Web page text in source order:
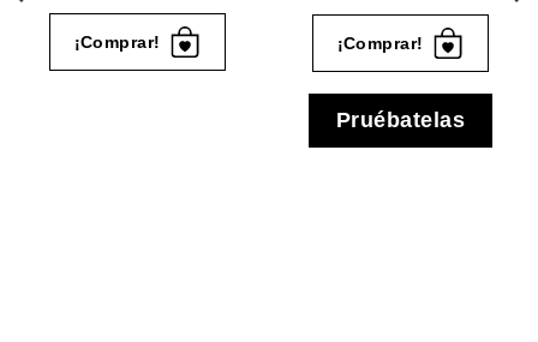
¡Comprar! ¡Comprar!
Pruébatelas